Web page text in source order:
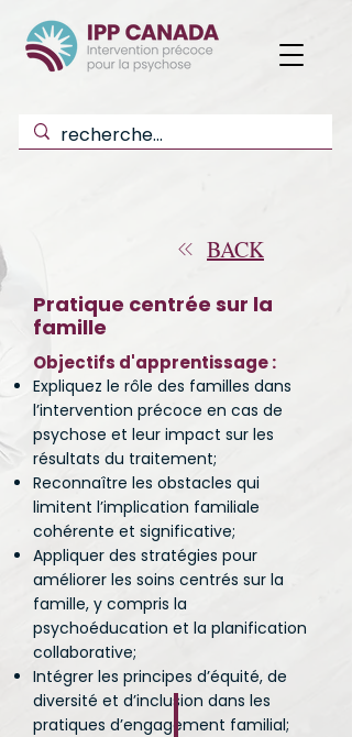
BACK
Pratique centrée sur la
famille
Objectifs d'apprentissage :
Expliquez le rôle des familles dans
l’intervention précoce en cas de
psychose et leur impact sur les
résultats du traitement;
Reconnaître les obstacles qui
limitent l’implication familiale
cohérente et significative;
Appliquer des stratégies pour
améliorer les soins centrés sur la
famille, y compris la
psychoéducation et la planification
collaborative;
Intégrer les principes d’équité, de
diversité et d’inclusion dans les
pratiques d’engagement familial;